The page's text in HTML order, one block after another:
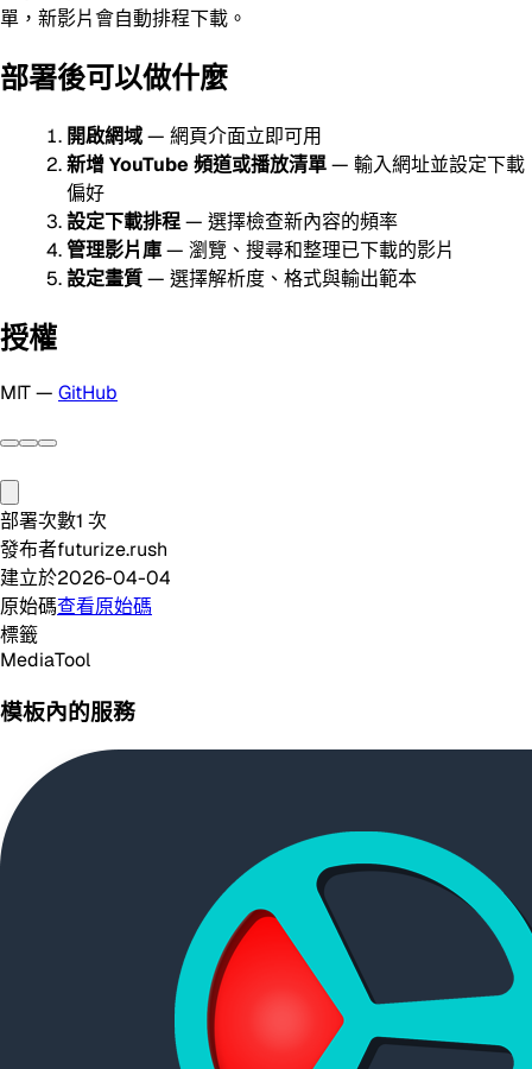
單，新影片會自動排程下載。
部署後可以做什麼
開啟網域— 網頁介面立即可用
新增 YouTube 頻道或播放清單— 輸入網址並設定下載
偏好
設定下載排程— 選擇檢查新內容的頻率
管理影片庫— 瀏覽、搜尋和整理已下載的影片
設定畫質— 選擇解析度、格式與輸出範本
授權
MIT — GitHub
部署次數1 次
發布者futurize.rush
建立於2026-04-04
原始碼查看原始碼
標籤
MediaTool
模板內的服務